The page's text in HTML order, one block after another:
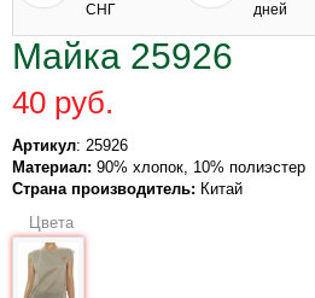
СНГ
дней
Майка 25926
40 руб.
Артикул: 25926
Материал: 90% хлопок, 10% полиэстер
Страна производитель: Китай
Цвета